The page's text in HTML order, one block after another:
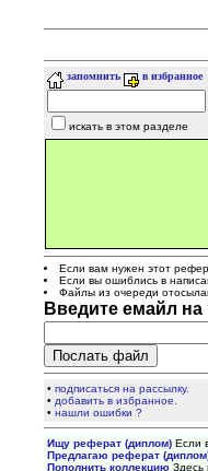
запомнить в избранное
искать в этом разделе
Если вам нужен этот
Если вы ошиблись в
Файлы из очереди
Введите емайл
•подписаться на рассылку.
• добавить в избранное.
•нашли ошибки ?
Ищу реферат (диплом) Если
Предлагаю реферат
Пополнить коллекцию Здесь